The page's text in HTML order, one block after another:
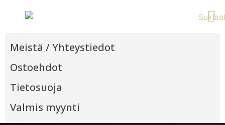
Meistä / Yhteystiedot
Ostoehdot
Tietosuoja
Valmis myynti